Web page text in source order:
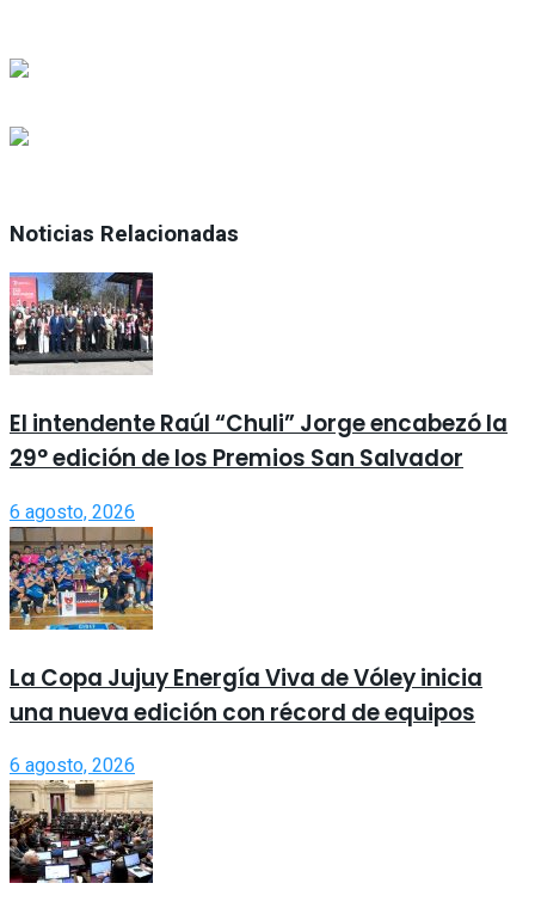
Noticias Relacionadas
El intendente Raúl “Chuli” Jorge encabezó la
29° edición de los Premios San Salvador
6 agosto, 2026
La Copa Jujuy Energía Viva de Vóley inicia
una nueva edición con récord de equipos
6 agosto, 2026